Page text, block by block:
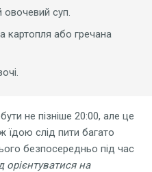
суп.
картопля або гречана
не пізніше 20:00, але це
їдою слід пити багато
безпосередньо під час
на